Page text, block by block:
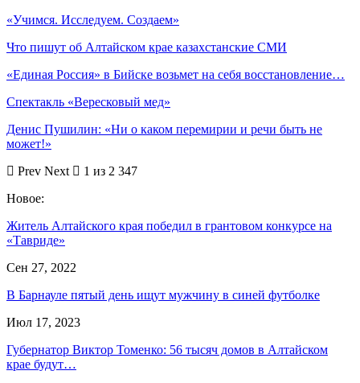
«Учимся. Исследуем. Создаем»
Что пишут об Алтайском крае казахстанские СМИ
«Единая Россия» в Бийске возьмет на себя восстановление…
Спектакль «Вересковый мед»
Денис Пушилин: «Ни о каком перемирии и речи быть не
может!»
Prev Next
1 из 2 347
Новое:
Житель Алтайского края победил в грантовом конкурсе на
«Тавриде»
Сен 27, 2022
В Барнауле пятый день ищут мужчину в синей футболке
Июл 17, 2023
Губернатор Виктор Томенко: 56 тысяч домов в Алтайском
крае будут…